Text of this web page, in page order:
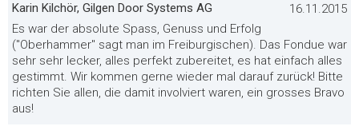
Karin Kilchör, Gilgen Door Systems AG
16.11.2015
Es war der absolute Spass, Genuss und Erfolg
("Oberhammer" sagt man im Freiburgischen). Das Fondue war
sehr sehr lecker, alles perfekt zubereitet, es hat einfach alles
gestimmt. Wir kommen gerne wieder mal darauf zurück! Bitte
richten Sie allen, die damit involviert waren, ein grosses Bravo
aus!